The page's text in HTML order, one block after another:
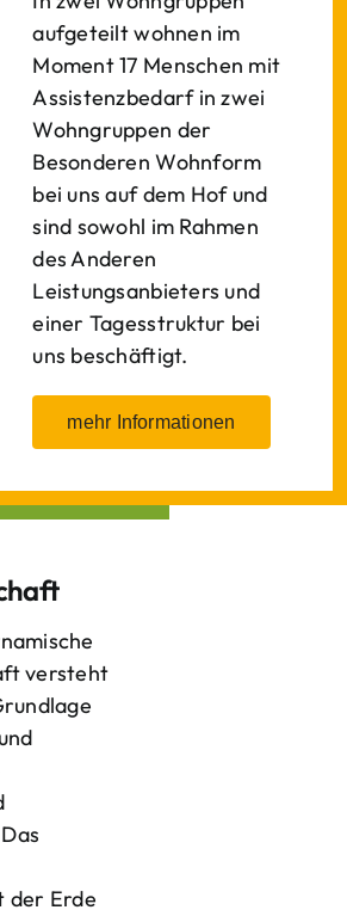
aufgeteilt wohnen im
Moment 17 Menschen mit
Assistenzbedarf in zwei
Wohngruppen der
Besonderen Wohnform
bei uns auf dem Hof und
sind sowohl im Rahmen
des Anderen
Leistungsanbieters und
einer Tagesstruktur bei
uns beschäftigt.
mehr Informationen
versteht
der Erde